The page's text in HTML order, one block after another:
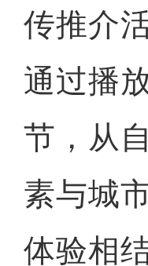
传推介
通过播
节，从
素与城
体验相